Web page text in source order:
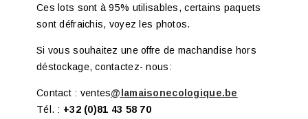
Ces lots sont à 95% utilisables, certains paquets
sont défraichis, voyez les photos.
Si vous souhaitez une offre de machandise hors
déstockage, contactez- nous:
Contact : ventes@lamaisonecologique.be
Tél. : +32 (0)81 43 58 70